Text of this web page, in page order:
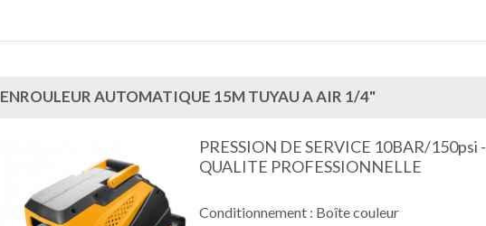
ENROULEUR AUTOMATIQUE 15M TUYAU A AIR 1/4"
PRESSION DE SERVICE 10BAR/150psi -
QUALITE PROFESSIONNELLE
Conditionnement : Boîte couleur